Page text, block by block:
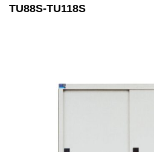
TU88S-TU118S